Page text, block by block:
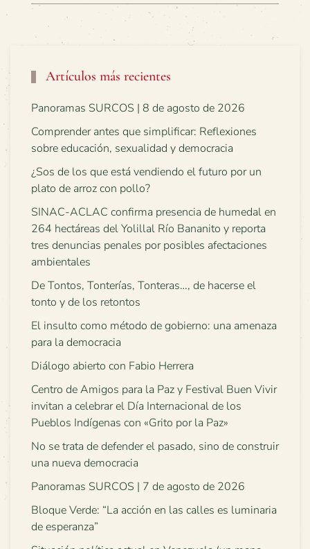
Artículos más recientes
Panoramas SURCOS | 8 de agosto de 2026
Comprender antes que simplificar: Reflexiones
sobre educación, sexualidad y democracia
¿Sos de los que está vendiendo el futuro por un
plato de arroz con pollo?
SINAC-ACLAC confirma presencia de humedal en
264 hectáreas del Yolillal Río Bananito y reporta
tres denuncias penales por posibles afectaciones
ambientales
De Tontos, Tonterías, Tonteras…, de hacerse el
tonto y de los retontos
El insulto como método de gobierno: una amenaza
para la democracia
Diálogo abierto con Fabio Herrera
Centro de Amigos para la Paz y Festival Buen Vivir
invitan a celebrar el Día Internacional de los
Pueblos Indígenas con «Grito por la Paz»
No se trata de defender el pasado, sino de construir
una nueva democracia
Panoramas SURCOS | 7 de agosto de 2026
Bloque Verde: “La acción en las calles es luminaria
de esperanza”